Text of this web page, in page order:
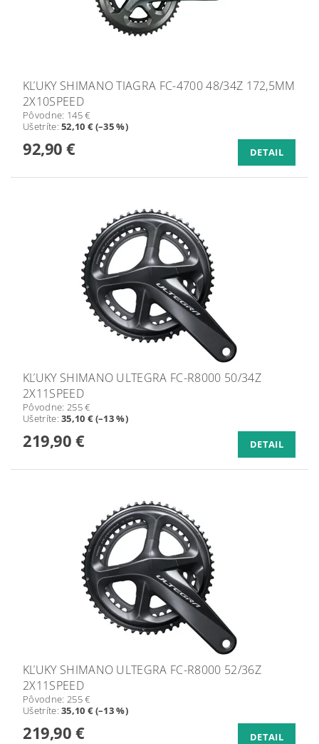
KĽUKY SHIMANO TIAGRA FC-4700 48/34Z 172,5MM
2X10SPEED
Pôvodne: 145 €
Ušetríte:52,10 € (–35 %)
92,90 € DETAIL
KĽUKY SHIMANO ULTEGRA FC-R8000 50/34Z
2X11SPEED
Pôvodne: 255 €
Ušetríte:35,10 € (–13 %)
219,90 € DETAIL
KĽUKY SHIMANO ULTEGRA FC-R8000 52/36Z
2X11SPEED
Pôvodne: 255 €
Ušetríte:35,10 € (–13 %)
219,90 € DETAIL